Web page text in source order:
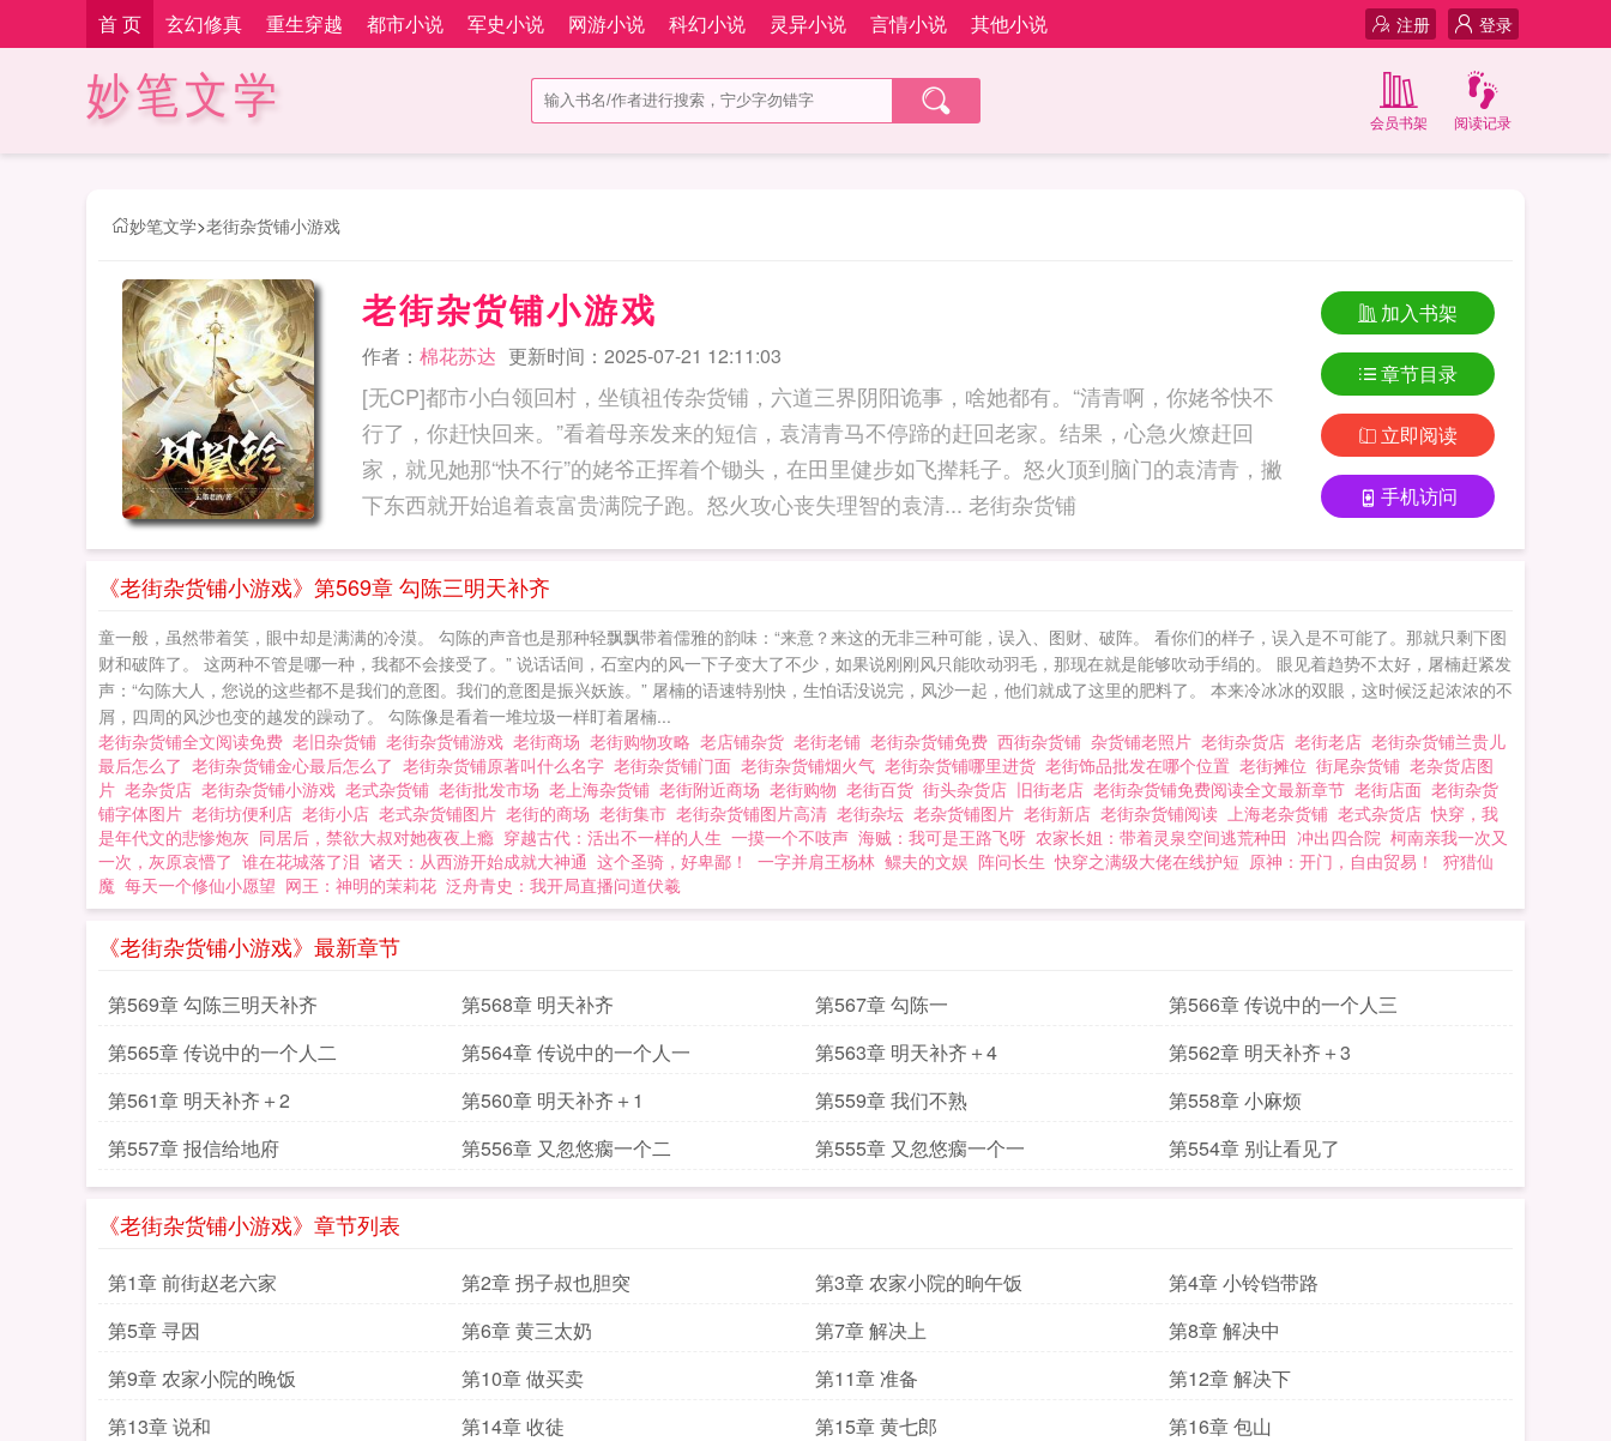
首 页 玄幻修真 重生穿越 都市小说 军史小说 网游小说 科幻小说 灵异小说 言情小说 其他小说 登录
注册
妙笔文学 阅读记录
会员书架
妙笔文学>老街杂货铺小游戏
老街杂货铺小游戏
作者： 棉花苏达 更新时间：2025-07-21 12:11:03
[无CP]都市小白领回村，坐镇祖传杂货铺，六道三界阴阳诡事，啥她都有。“清青啊，你姥爷快不
行了，你赶快回来。”看着母亲发来的短信，袁清青马不停蹄的赶回老家。结果，心急火燎赶回
家，就见她那“快不行”的姥爷正挥着个锄头，在田里健步如飞撵耗子。怒火顶到脑门的袁清青，撇
下东西就开始追着袁富贵满院子跑。怒火攻心丧失理智的袁清... 老街杂货铺
加入书架
章节目录
立即阅读
手机访问
《老街杂货铺小游戏》第569章 勾陈三明天补齐
童一般，虽然带着笑，眼中却是满满的冷漠。 勾陈的声音也是那种轻飘飘带着儒雅的韵味：“来意？来这的无非三种可能，误入、图财、破阵。 看你们的样子，误入是不可能了。那就只剩下图
财和破阵了。 这两种不管是哪一种，我都不会接受了。” 说话话间，石室内的风一下子变大了不少，如果说刚刚风只能吹动羽毛，那现在就是能够吹动手绢的。 眼见着趋势不太好，屠楠赶紧发
声：“勾陈大人，您说的这些都不是我们的意图。我们的意图是振兴妖族。” 屠楠的语速特别快，生怕话没说完，风沙一起，他们就成了这里的肥料了。 本来冷冰冰的双眼，这时候泛起浓浓的不
屑，四周的风沙也变的越发的躁动了。 勾陈像是看着一堆垃圾一样盯着屠楠...
老街杂货铺全文阅读免费 老旧杂货铺 老街杂货铺游戏 老街商场 老街购物攻略 老店铺杂货 老街老铺 老街杂货铺免费 西街杂货铺 杂货铺老照片 老街杂货店 老街老店 老街杂货铺兰贵儿
最后怎么了 老街杂货铺金心最后怎么了 老街杂货铺原著叫什么名字 老街杂货铺门面 老街杂货铺烟火气 老街杂货铺哪里进货 老街饰品批发在哪个位置 老街摊位 街尾杂货铺 老杂货店图
片 老杂货店 老街杂货铺小游戏 老式杂货铺 老街批发市场 老上海杂货铺 老街附近商场 老街购物 老街百货 街头杂货店 旧街老店 老街杂货铺免费阅读全文最新章节 老街店面 老街杂货
铺字体图片 老街坊便利店 老街小店 老式杂货铺图片 老街的商场 老街集市 老街杂货铺图片高清 老街杂坛 老杂货铺图片 老街新店 老街杂货铺阅读 上海老杂货铺 老式杂货店快穿，我
是年代文的悲惨炮灰 同居后，禁欲大叔对她夜夜上瘾 穿越古代：活出不一样的人生 一摸一个不吱声 海贼：我可是王路飞呀 农家长姐：带着灵泉空间逃荒种田 冲出四合院 柯南亲我一次又
一次，灰原哀懵了 谁在花城落了泪 诸天：从西游开始成就大神通 这个圣骑，好卑鄙！ 一字并肩王杨林 鳏夫的文娱 阵问长生 快穿之满级大佬在线护短 原神：开门，自由贸易！
狩猎仙
魔 每天一个修仙小愿望 网王：神明的茉莉花 泛舟青史：我开局直播问道伏羲
《老街杂货铺小游戏》最新章节
第569章 勾陈三明天补齐 第568章 明天补齐 第567章 勾陈一
第566章 传说中的一个人三
第565章 传说中的一个人二
第564章 传说中的一个人一 第563章 明天补齐＋4
第562章 明天补齐＋3
第561章 明天补齐＋2
第560章 明天补齐＋1 第559章 我们不熟
第558章 小麻烦
第557章 报信给地府
第556章 又忽悠瘸一个二 第555章 又忽悠瘸一个一 第554章 别让看见了
《老街杂货铺小游戏》章节列表
第1章 前街赵老六家 第2章 拐子叔也胆突 第3章 农家小院的晌午饭
第4章 小铃铛带路
第5章 寻因
第6章 黄三太奶 第7章 解决上
第8章 解决中
第9章 农家小院的晚饭
第10章 做买卖 第11章 准备
第12章 解决下
第13章 说和
第14章 收徒 第15章 黄七郎
第16章 包山